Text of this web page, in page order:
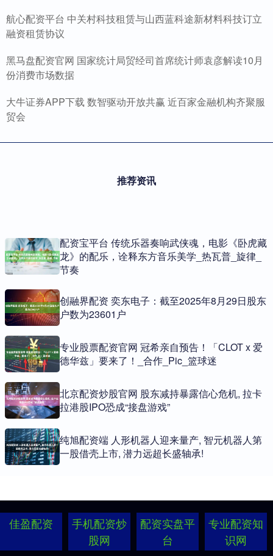
航心配资平台 中关村科技租赁与山西蓝科途新材料科技订立
融资租赁协议
黑马盘配资官网 国家统计局贸经司首席统计师袁彦解读10月
份消费市场数据
大牛证券APP下载 数智驱动开放共赢 近百家金融机构齐聚服
贸会
推荐资讯
配资宝平台 传统乐器奏响武侠魂，电影《卧虎藏
龙》的配乐，诠释东方音乐美学_热瓦普_旋律_
节奏
创融界配资 奕东电子：截至2025年8月29日股东
户数为23601户
专业股票配资官网 冠希亲自预告！「CLOT x 爱
德华兹」要来了！_合作_Pic_篮球迷
北京配资炒股官网 股东减持暴露信心危机, 拉卡
拉港股IPO恐成“接盘游戏”
纯旭配资端 人形机器人迎来量产, 智元机器人第
一股借壳上市, 潜力远超长盛轴承!
佳盈配资
手机配资炒
股网
配资实盘平
台
专业配资知
识网